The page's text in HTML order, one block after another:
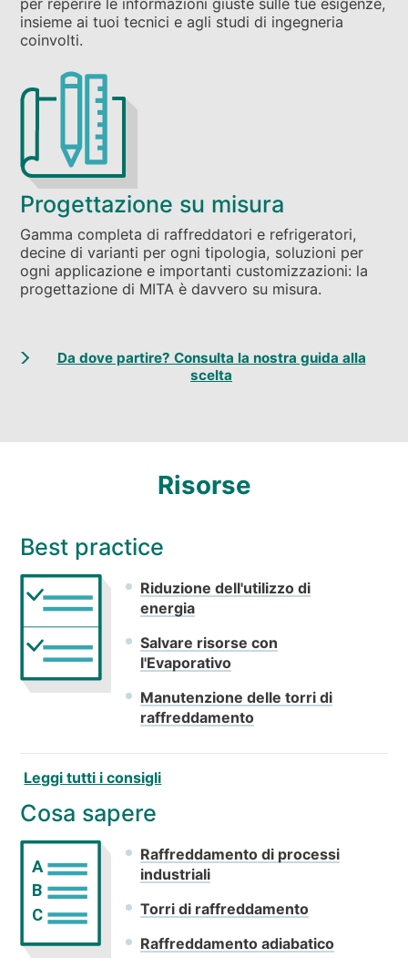
per reperire le informazioni giuste sulle tue esigenze,
insieme ai tuoi tecnici e agli studi di ingegneria
coinvolti.
Progettazione su misura
Gamma completa di raffreddatori e refrigeratori,
decine di varianti per ogni tipologia, soluzioni per
ogni applicazione e importanti customizzazioni: la
progettazione di MITA è davvero su misura.
Da dove partire? Consulta la nostra guida alla
scelta
Risorse
Best practice
Riduzione dell'utilizzo di
energia
Salvare risorse con
l'Evaporativo
Manutenzione delle torri di
raffreddamento
Leggi tutti i consigli
Cosa sapere
A
B
C
Raffreddamento di processi
industriali
Torri di raffreddamento
Raffreddamento adiabatico